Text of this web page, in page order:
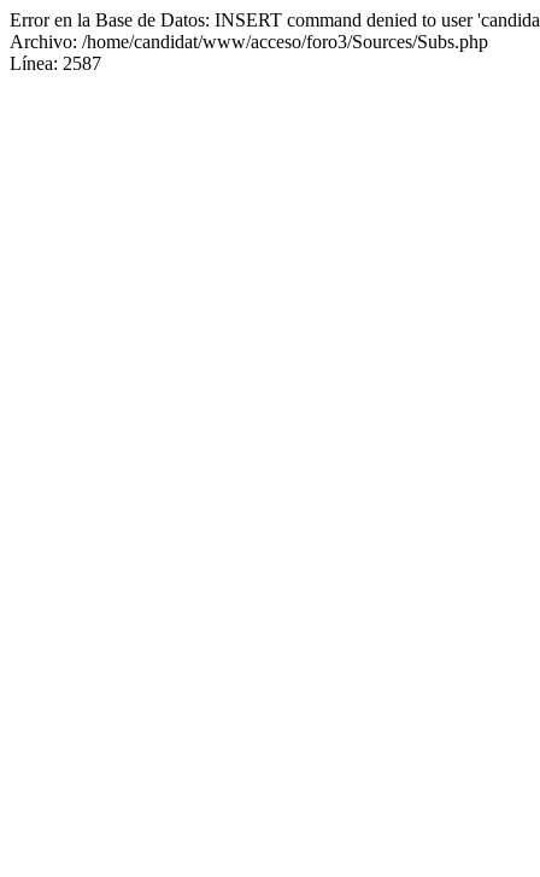
Error en la Base de Datos: INSERT command denied to user
Archivo: /home/candidat/www/acceso/foro3/Sources/Subs.php
Línea: 2587